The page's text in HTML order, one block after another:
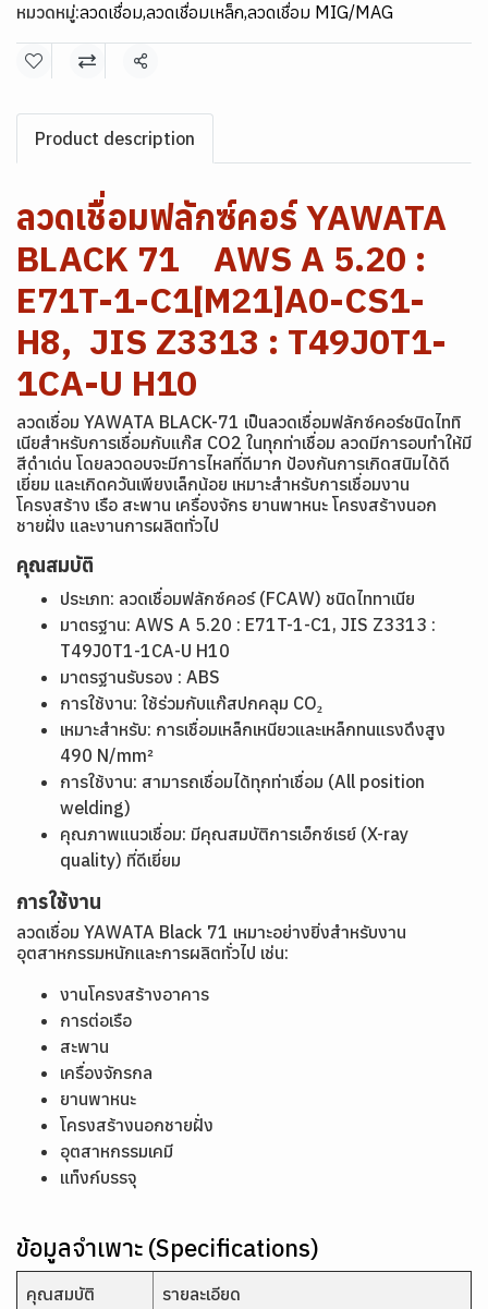
หมวดหมู่:ลวดเชื่อม,ลวดเชื่อมเหล็ก,ลวดเชื่อม MIG/MAG
แชร์
Product description
ลวดเชื่อมฟลักซ์คอร์ YAWATA
BLACK 71 AWS A 5.20 :
E71T-1-C1[M21]A0-CS1-
H8, JIS Z3313 : T49J0T1-
1CA-U H10
ลวดเชื่อม YAWATA BLACK-71 เป็นลวดเชื่อมฟลักซ์คอร์ชนิดไททิ
เนียสำหรับการเชื่อมกับแก๊ส CO2 ในทุกท่าเชื่อม ลวดมีการอบทำให้มี
สีดำเด่น โดยลวดอบจะมีการไหลที่ดีมาก ป้องกันการเกิดสนิมได้ดี
เยี่ยม และเกิดควันเพียงเล็กน้อย เหมาะสำหรับการเชื่อมงาน
โครงสร้าง เรือ สะพาน เครื่องจักร ยานพาหนะ โครงสร้างนอก
ชายฝั่ง และงานการผลิตทั่วไป
คุณสมบัติ
ประเภท: ลวดเชื่อมฟลักซ์คอร์ (FCAW) ชนิดไททาเนีย
มาตรฐาน: AWS A 5.20 : E71T-1-C1, JIS Z3313 :
T49J0T1-1CA-U H10
มาตรฐานรับรอง : ABS
การใช้งาน: ใช้ร่วมกับแก๊สปกคลุม CO₂
เหมาะสำหรับ: การเชื่อมเหล็กเหนียวและเหล็กทนแรงดึงสูง
490 N/mm²
การใช้งาน: สามารถเชื่อมได้ทุกท่าเชื่อม (All position
welding)
คุณภาพแนวเชื่อม: มีคุณสมบัติการเอ็กซ์เรย์ (X-ray
quality) ที่ดีเยี่ยม
การใช้งาน
ลวดเชื่อม YAWATA Black 71 เหมาะอย่างยิ่งสำหรับงาน
อุตสาหกรรมหนักและการผลิตทั่วไป เช่น:
งานโครงสร้างอาคาร
การต่อเรือ
สะพาน
เครื่องจักรกล
ยานพาหนะ
โครงสร้างนอกชายฝั่ง
อุตสาหกรรมเคมี
แท็งก์บรรจุ
ข้อมูลจำเพาะ (Specifications)
คุณสมบัติ รายละเอียด